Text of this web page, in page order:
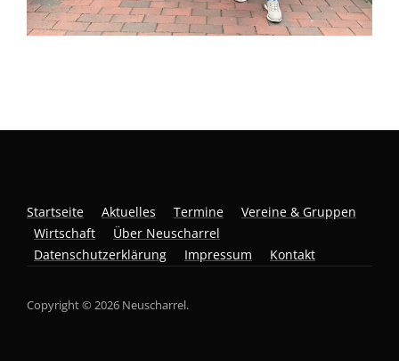
Startseite Aktuelles Termine
Vereine & Gruppen
Wirtschaft
Über Neuscharrel
Datenschutzerklärung
Impressum Kontakt
Copyright © 2026 Neuscharrel.